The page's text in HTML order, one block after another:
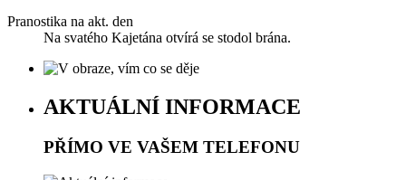
Pranostika na akt. den
Na svatého Kajetána otvírá se stodol brána.
AKTUÁLNÍ INFORMACE
PŘÍMO VE VAŠEM TELEFONU